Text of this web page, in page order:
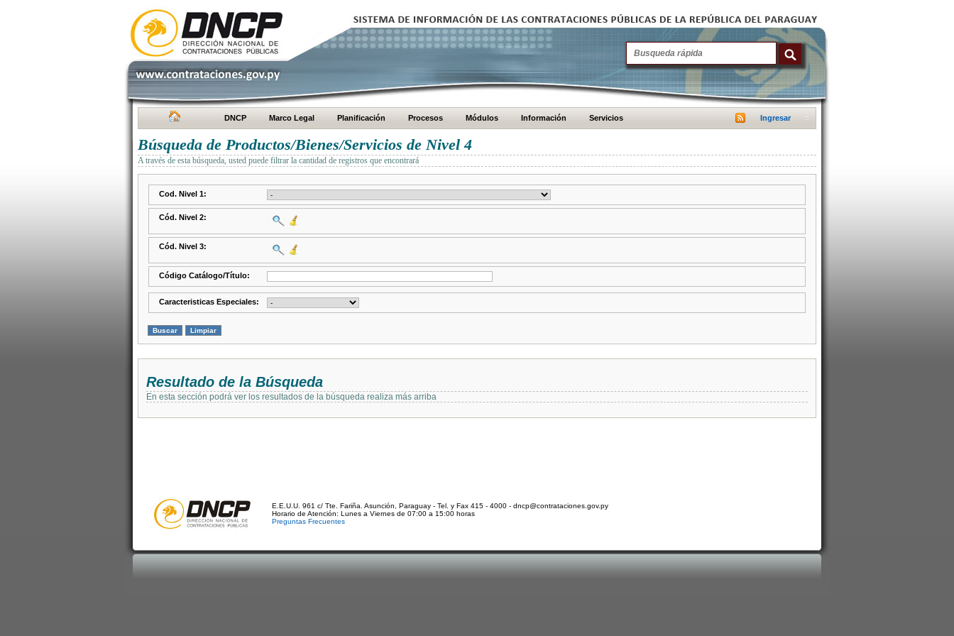
DNCP Marco Legal Planificación Procesos Módulos Información Servicios Ingresar
Búsqueda de Productos/Bienes/Servicios de Nivel 4
A través de esta búsqueda, usted puede filtrar la cantidad de registros que encontrará
Cod. Nivel 1:
Cód. Nivel 2:
Cód. Nivel 3:
Código Catálogo/Título:
Caracteristicas Especiales:
Resultado de la Búsqueda
En esta sección podrá ver los resultados de la búsqueda realiza más arriba
E.E.U.U. 961 c/ Tte. Fariña. Asunción, Paraguay - Tel. y Fax 415 - 4000 - dncp@contrataciones.gov.py
Horario de Atención: Lunes a Viernes de 07:00 a 15:00 horas
Preguntas Frecuentes